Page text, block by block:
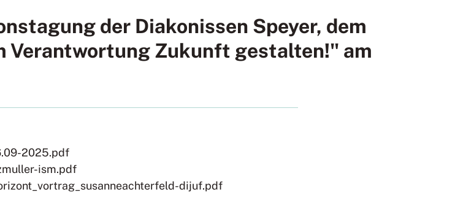
der Diakonissen Speyer, dem
Verantwortung Zukunft gestalten!" am
2025.pdf
ism.pdf
dijuf.pdf